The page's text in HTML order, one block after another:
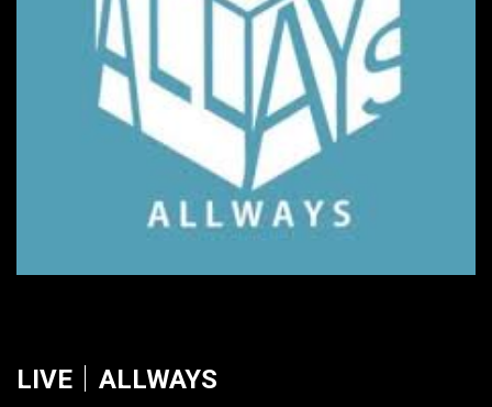
LIVE｜ALLWAYS